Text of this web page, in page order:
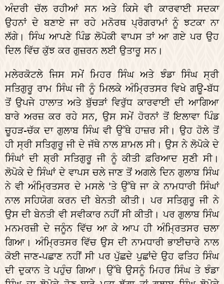
ਅੰਦਰੀ ਚੱਲ ਰਹੀਆਂ ਸਨ ਅਤੇ ਕਿਸੇ ਵੀ ਕਾਰਵਾਈ ਸਦਕਾ
ਉਹਨਾਂ ਦੇ ਬਣਾਏ ਜਾ ਰਹੇ ਮਨੋਰਥ ਪ੍ਰੋਗਰਾਮਾਂ ਨੂੰ ਝਟਕਾ ਨਾ
ਲੱਗੇ। ਸਿੰਘ ਆਪਣੇ ਪਿੰਡ ਲੋਪੋਕੀ ਵਾਪਸ ਤਾਂ ਆ ਗਏ ਪਰ ਉਹ
ਦਿਲ ਵਿੱਚ ਕੁੱਝ ਕਰ ਗੁਜ਼ਰਨ ਲਈ ਉਤਾਰੂ ਸਨ।
ਮਲੇਰਕੋਟਲੇ ਜਿਸ ਸਮੇਂ ਮਿਹਰ ਸਿੰਘ ਅਤੇ ਝੰਡਾ ਸਿੰਘ ਸ੍ਰੀ
ਸਤਿਗੁਰੂ ਰਾਮ ਸਿੰਘ ਜੀ ਨੂੰ ਮਿਲਕੇ ਅੰਮ੍ਰਿਤਸਰ ਵਿਖੇ ਗਊ-ਬੱਧ
ਤੋਂ ਉਪਜੇ ਹਾਲਾਤ ਅਤੇ ਬੁੱਚੜਾਂ ਵਿਰੁੱਧ ਕਾਰਵਾਈ ਦੀ ਆਗਿਆ
ਬਾਰੇ ਅਰਜ਼ ਕਰ ਰਹੇ ਸਨ, ਉਸ ਸਮੇਂ ਹੋਰਨਾਂ ਤੋਂ ਇਲਾਵਾ ਪਿੰਡ
ਚੂਹੜ-ਚੱਕ ਦਾ ਗੁਲਾਬ ਸਿੰਘ ਵੀ ਉੱਥੇ ਹਾਜ਼ਰ ਸੀ। ਉਹ ਹੋਲੇ ਤੋਂ
ਹੀ ਸ੍ਰੀ ਸਤਿਗੁਰੂ ਜੀ ਦੇ ਜੱਥੇ ਨਾਲ ਸ਼ਾਮਲ ਸੀ। ਉਸ ਨੇ ਲੋਪੋਕੇ ਦੇ
ਸਿੰਘਾਂ ਦੀ ਸ਼੍ਰੀ ਸਤਿਗੁਰੂ ਜੀ ਨੂੰ ਕੀਤੀ ਫ਼ਰਿਆਦ ਸੁਣੀ ਸੀ।
ਲੋਪੋਕੇ ਦੇ ਸਿੰਘਾਂ ਦੇ ਵਾਪਸ ਚਲੇ ਜਾਣ ਤੋਂ ਅਗਲੇ ਦਿਨ ਗੁਲਾਬ ਸਿੰਘ
ਨੇ ਵੀ ਅੰਮ੍ਰਿਤਸਰ ਦੇ ਮਸਲੇ 'ਤੇ ਉੱਥੇ ਜਾ ਕੇ ਨਾਮਧਾਰੀ ਸਿੰਘਾਂ
ਨਾਲ ਸਹਿਯੋਗ ਕਰਨ ਦੀ ਬੇਨਤੀ ਕੀਤੀ। ਪਰ ਸਤਿਗੁਰੂ ਜੀ ਨੇ
ਉਸ ਦੀ ਬੇਨਤੀ ਵੀ ਸਵੀਕਾਰ ਨਹੀਂ ਸੀ ਕੀਤੀ। ਪਰ ਗੁਲਾਬ ਸਿੰਘ
ਮਨਮਰਜ਼ੀ ਦੇ ਜਨੂੰਨ ਵਿੱਚ ਆ ਕੇ ਆਪ ਹੀ ਅੰਮ੍ਰਿਤਸਰ ਚਲਾ
ਗਿਆ। ਅੰਮ੍ਰਿਤਸਰ ਵਿੱਚ ਉਸ ਦੀ ਨਾਮਧਾਰੀ ਭਾਈਚਾਰੇ ਨਾਲ
ਕੋਈ ਜਾਣ-ਪਛਾਣ ਨਹੀਂ ਸੀ ਪਰ ਪੁੱਛਦੇ ਪੁਛਾਂਦੇ ਉਹ ਫਤਿਹ ਸਿੰਘ
ਦੀ ਦੁਕਾਨ ਤੇ ਪਹੁੰਚ ਗਿਆ। ਉੱਥੇ ਉਸਨੂੰ ਮਿਹਰ ਸਿੰਘ ਤੇ ਝੰਡਾ